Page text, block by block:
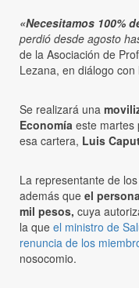
«Necesitamos 100%
perdió desde agosto
de la Asociación de
Lezana, en diálogo
Se realizará una
Economía este martes
esa cartera, Luis
La representante de
además que el
mil pesos, cuya
la que el ministro de
renuncia de los
nosocomio.